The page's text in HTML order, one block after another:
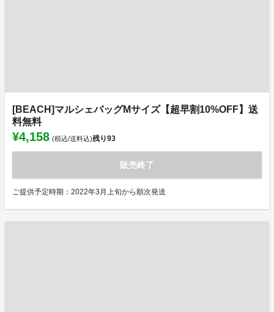
[BEACH]マルシェバッグMサイズ【超早割10%OFF】送
料無料
¥4,158 (税込/送料込)残り93
販売終了
ご提供予定時期：2022年3月上旬から順次発送